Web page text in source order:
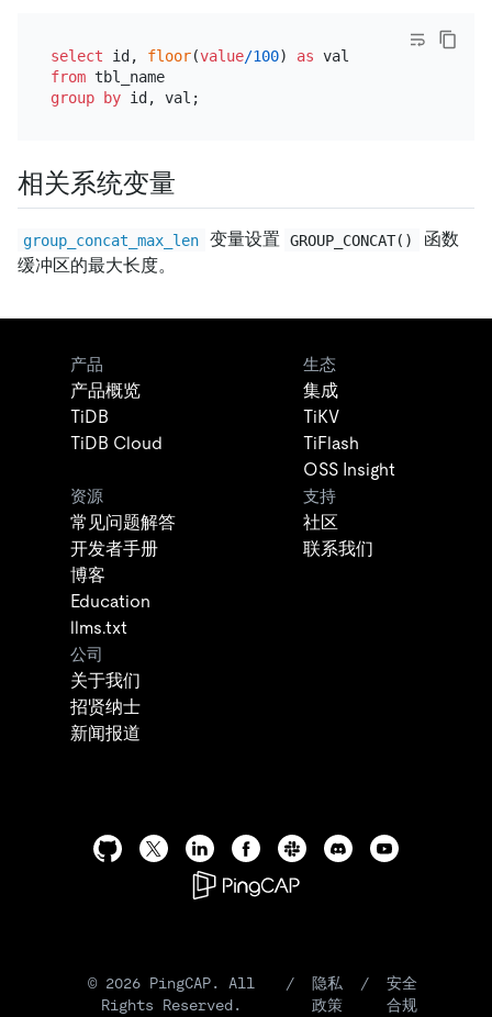
select id, floor(value/100) as
from
tbl_name
group by
相关系统变量
group_concat_max_len 变量设置 GROUP_CONCAT()
函数
缓冲区的最大长度。
产品
产品概览
TiDB
TiDB Cloud
生态
集成
TiKV
TiFlash
OSS Insight
资源
常见问题解答
开发者手册
博客
Education
llms.txt
支持
社区
联系我们
公司
关于我们
招贤纳士
新闻报道
© 2026 PingCAP. All
Rights Reserved.
/
隐私
政策
/
安全
合规